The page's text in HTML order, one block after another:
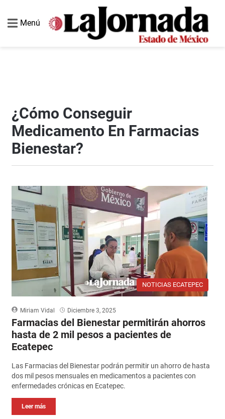
Menú
¿Cómo Conseguir
Medicamento En Farmacias
Bienestar?
NOTICIAS ECATEPEC
Miriam Vidal Diciembre 3, 2025
Farmacias del Bienestar permitirán ahorros
hasta de 2 mil pesos a pacientes de
Ecatepec
Las Farmacias del Bienestar podrán permitir un ahorro de hasta
dos mil pesos mensuales en medicamentos a pacientes con
enfermedades crónicas en Ecatepec.
Leer más